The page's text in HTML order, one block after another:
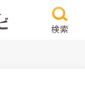
検索